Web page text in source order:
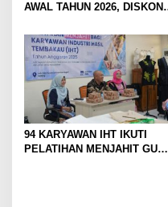
AWAL TAHUN 2026, DISKON
PERSEN
94 KARYAWAN IHT IKUTI
PELATIHAN MENJAHIT GUNA